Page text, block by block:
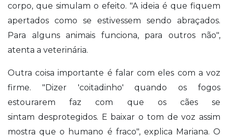
corpo, que simulam o efeito. "A ideia é que fiquem
apertados como se estivessem sendo abraçados.
Para alguns animais funciona, para outros não",
atenta a veterinária.
Outra coisa importante é falar com eles com a voz
firme. "Dizer 'coitadinho' quando os fogos
estourarem faz com que os cães se
sintam desprotegidos. E baixar o tom de voz assim
mostra que o humano é fraco", explica Mariana. O